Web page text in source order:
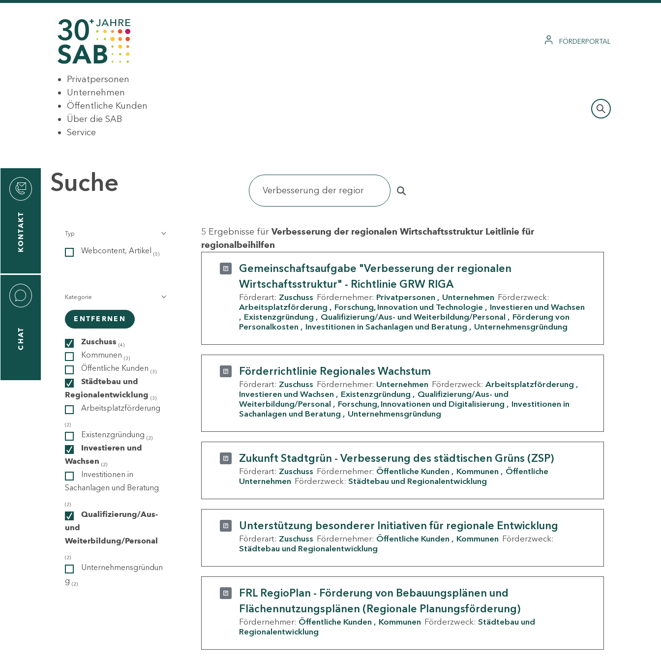
FÖRDERPORTAL
Privatpersonen
Unternehmen
Öffentliche Kunden
Über die SAB
Service
KONTAKT
CHAT
Suche
Typ
Webcontent, Artikel (5)
Kategorie
ENTFERNEN
Zuschuss (4)
Kommunen (3)
Öffentliche Kunden (3)
Städtebau und
Regionalentwicklung (3)
Arbeitsplatzförderung
(2)
Existenzgründung (2)
Investieren und
Wachsen (2)
Investitionen in
Sachanlagen und Beratung
(2)
Qualifizierung/Aus-
und
Weiterbildung/Personal
(2)
Unternehmensgründun
g (2)
5 Ergebnisse für Verbesserung der regionalen Wirtschaftsstruktur Leitlinie für
regionalbeihilfen
Gemeinschaftsaufgabe "Verbesserung der regionalen
Wirtschaftsstruktur" - Richtlinie GRW RIGA
Förderart: Zuschuss Fördernehmer: Privatpersonen Unternehmen Förderzweck:
Arbeitsplatzförderung
Forschung, Innovation und Technologie
Investieren und Wachsen
Existenzgründung
Qualifizierung/Aus- und Weiterbildung/Personal
Förderung von
Personalkosten
Investitionen in Sachanlagen und Beratung Unternehmensgründung
Förderrichtlinie Regionales Wachstum
Förderart: Zuschuss Fördernehmer: Unternehmen Förderzweck: Arbeitsplatzförderung
Investieren und Wachsen
Existenzgründung
Qualifizierung/Aus- und
Weiterbildung/Personal
Forschung, Innovationen und Digitalisierung
Investitionen in
Sachanlagen und Beratung
Unternehmensgründung
Zukunft Stadtgrün - Verbesserung des städtischen Grüns (ZSP)
Förderart: Zuschuss Fördernehmer: Öffentliche Kunden Kommunen
Öffentliche
Unternehmen Förderzweck: Städtebau und Regionalentwicklung
Unterstützung besonderer Initiativen für regionale Entwicklung
Förderart: Zuschuss Fördernehmer: Öffentliche Kunden Kommunen Förderzweck:
Städtebau und Regionalentwicklung
FRL RegioPlan - Förderung von Bebauungsplänen und
Flächennutzungsplänen (Regionale Planungsförderung)
Fördernehmer: Öffentliche Kunden Kommunen Förderzweck: Städtebau und
Regionalentwicklung